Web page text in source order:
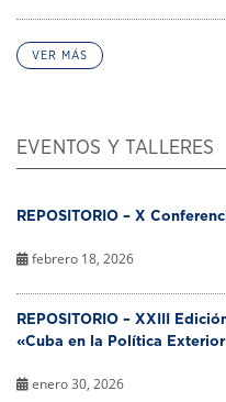
VER MÁS
EVENTOS Y TALLERES
REPOSITORIO – X
febrero 18, 2026
REPOSITORIO – XXIII
«Cuba en la Política
enero 30, 2026